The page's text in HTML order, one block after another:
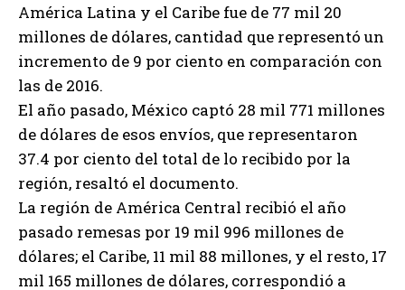
América Latina y el Caribe fue de 77 mil 20
millones de dólares, cantidad que representó un
incremento de 9 por ciento en comparación con
las de 2016.
El año pasado, México captó 28 mil 771 millones
de dólares de esos envíos, que representaron
37.4 por ciento del total de lo recibido por la
región, resaltó el documento.
La región de América Central recibió el año
pasado remesas por 19 mil 996 millones de
dólares; el Caribe, 11 mil 88 millones, y el resto, 17
mil 165 millones de dólares, correspondió a